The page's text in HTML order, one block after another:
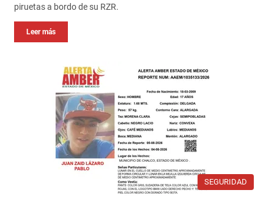
piruetas a bordo de su RZR.
Leer más
SEGURIDAD